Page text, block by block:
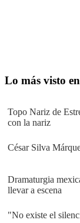
Lo más visto
Topo Nariz de
con la nariz
César Silva
Dramaturgia
llevar a escena
"No existe el